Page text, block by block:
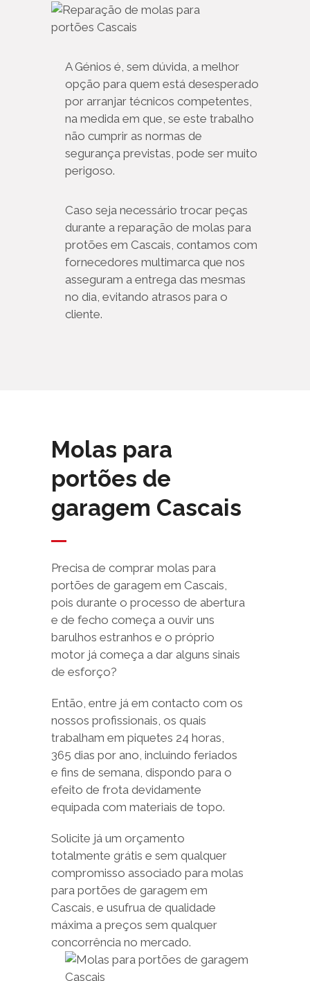
A Génios é, sem dúvida, a melhor
opção para quem está desesperado
por arranjar técnicos competentes,
na medida em que, se este trabalho
não cumprir as normas de
segurança previstas, pode ser muito
perigoso.
Caso seja necessário trocar peças
durante a reparação de molas para
protões em Cascais, contamos com
fornecedores multimarca que nos
asseguram a entrega das mesmas
no dia, evitando atrasos para o
cliente.
Molas para
portões de
garagem Cascais
Precisa de comprar molas para
portões de garagem em Cascais,
pois durante o processo de abertura
e de fecho começa a ouvir uns
barulhos estranhos e o próprio
motor já começa a dar alguns sinais
de esforço?
Então, entre já em contacto com os
nossos profissionais, os quais
trabalham em piquetes 24 horas,
365 dias por ano, incluindo feriados
e fins de semana, dispondo para o
efeito de frota devidamente
equipada com materiais de topo.
Solicite já um orçamento
totalmente grátis e sem qualquer
compromisso associado para molas
para portões de garagem em
Cascais, e usufrua de qualidade
máxima a preços sem qualquer
concorrência no mercado.